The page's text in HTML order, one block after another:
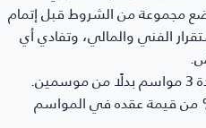
مجموعة من الشروط قبل إتمام
الفني والمالي، وتفادي أي
على 50% من قيمة عقده في المواسم